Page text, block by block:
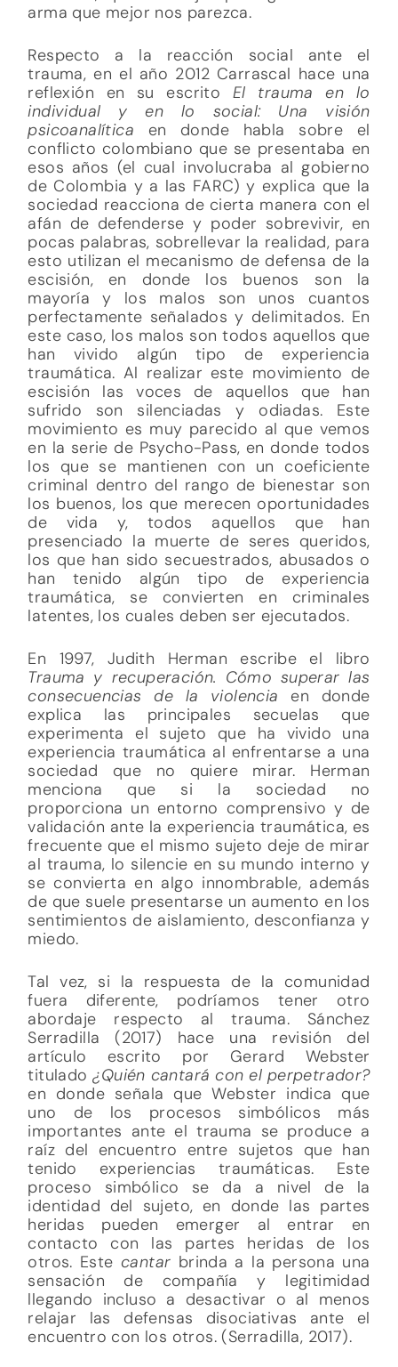
arma que mejor nos parezca.
Respecto a la reacción social ante el
trauma, en el año 2012 Carrascal hace una
reflexión en su escrito El trauma en lo
individual y en lo social: Una visión
psicoanalítica en donde habla sobre el
conflicto colombiano que se presentaba en
esos años (el cual involucraba al gobierno
de Colombia y a las FARC) y explica que la
sociedad reacciona de cierta manera con el
afán de defenderse y poder sobrevivir, en
pocas palabras, sobrellevar la realidad, para
esto utilizan el mecanismo de defensa de la
escisión, en donde los buenos son la
mayoría y los malos son unos cuantos
perfectamente señalados y delimitados. En
este caso, los malos son todos aquellos que
han vivido algún tipo de experiencia
traumática. Al realizar este movimiento de
escisión las voces de aquellos que han
sufrido son silenciadas y odiadas. Este
movimiento es muy parecido al que vemos
en la serie de Psycho-Pass, en donde todos
los que se mantienen con un coeficiente
criminal dentro del rango de bienestar son
los buenos, los que merecen oportunidades
de vida y, todos aquellos que han
presenciado la muerte de seres queridos,
los que han sido secuestrados, abusados o
han tenido algún tipo de experiencia
traumática, se convierten en criminales
latentes, los cuales deben ser ejecutados.
En 1997, Judith Herman escribe el libro
Trauma y recuperación. Cómo superar las
consecuencias de la violencia en donde
explica las principales secuelas que
experimenta el sujeto que ha vivido una
experiencia traumática al enfrentarse a una
sociedad que no quiere mirar. Herman
menciona que si la sociedad no
proporciona un entorno comprensivo y de
validación ante la experiencia traumática, es
frecuente que el mismo sujeto deje de mirar
al trauma, lo silencie en su mundo interno y
se convierta en algo innombrable, además
de que suele presentarse un aumento en los
sentimientos de aislamiento, desconfianza y
miedo.
Tal vez, si la respuesta de la comunidad
fuera diferente, podríamos tener otro
abordaje respecto al trauma. Sánchez
Serradilla (2017) hace una revisión del
artículo escrito por Gerard Webster
titulado¿Quién cantará con el perpetrador?
en donde señala que Webster indica que
uno de los procesos simbólicos más
importantes ante el trauma se produce a
raíz del encuentro entre sujetos que han
tenido experiencias traumáticas. Este
proceso simbólico se da a nivel de la
identidad del sujeto, en donde las partes
heridas pueden emerger al entrar en
contacto con las partes heridas de los
otros. Estecantar brinda a la persona una
sensación de compañía y legitimidad
llegando incluso a desactivar o al menos
relajar las defensas disociativas ante el
encuentro con los otros. (Serradilla, 2017).